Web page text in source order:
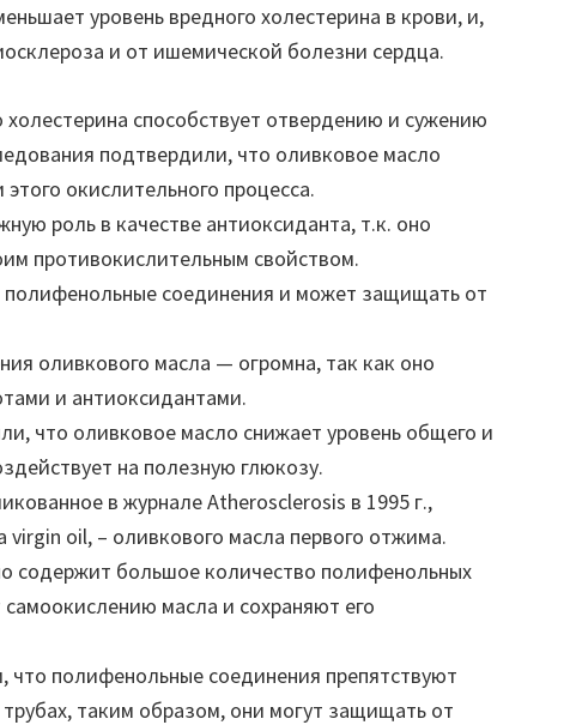
уровень вредного холестерина в крови, и,
и от ишемической болезни сердца.
холестерина способствует отвердению и сужению
подтвердили, что оливковое масло
окислительного процесса.
роль в качестве антиоксиданта, т.к. оно
противокислительным свойством.
соединения и может защищать от
оливкового масла — огромна, так как оно
и антиоксидантами.
что оливковое масло снижает уровень общего и
на полезную глюкозу.
в журнале Atherosclerosis в 1995 г.,
oil, – оливкового масла первого отжима.
содержит большое количество полифенольных
масла и сохраняют его
что полифенольные соединения препятствуют
таким образом, они могут защищать от